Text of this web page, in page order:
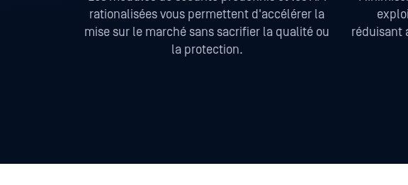
rationalisées vous permettent d'accélérer la
mise sur le marché sans sacrifier la qualité ou
la protection.
réduisant